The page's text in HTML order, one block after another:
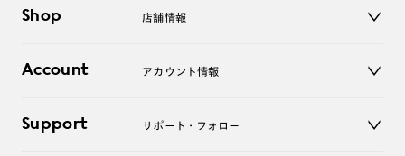
サングラス
コンタクトレンズ
アクセサリー
Shop 店舗情報
オンラインショップ
Account アカウント情報
ログアウト
Support サポート・フォロー